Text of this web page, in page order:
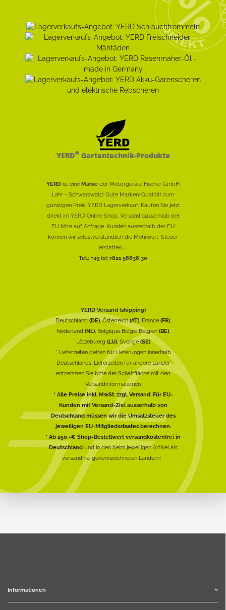
YERD®Gartentechnik-Produkte
YERD ist eine Marke der Motorgeräte Fischer GmbH
Lahr - Schwarzwald: Gute Marken-Qualität zum
günstigen Preis. YERD Lagerverkauf: Kaufen Sie jetzt
direkt im YERD Online Shop. Versand ausserhalb der
EU bitte auf Anfrage. Kunden ausserhalb der EU
können wir selbstverständlich die Mehrwert-Steuer
erstatten......
Tel.: +49 (0) 7821 58838 30
YERD Versand (shipping)
Deutschland(DE), Österreich(AT), France (FR),
Nederland (NL), Belgique België Belgien (BE),
Lëtzebuerg (LU), Sverige(SE)
* Lieferzeiten gelten für Lieferungen innerhalb
Deutschlands, Lieferzeiten für andere Länder
entnehmen Sie bitte der Schaltfläche mit den
Versandinformationen
* Alle Preise inkl. MwSt. zzgl. Versand. Für EU-
Kunden mit Versand-Ziel ausserhalb von
Deutschland müssen wir die Umsatzsteuer des
jeweiligen EU-Mitgliedsstaates berechnen.
* Ab 250,-€ Shop-Bestellwert versandkostenfrei in
Deutschlandund in den beim jeweiligen Artikel als
versandfrei gekennzeichneten Ländern!
Informationen